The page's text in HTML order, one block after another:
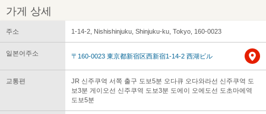
가게 상세
주소 1-14-2, Nishishinjuku, Shinjuku-ku, Tokyo, 160-0023
일본어주소 〒160-0023 東京都新宿区西新宿1-14-2 西湖ビル
교통편
JR 신주쿠역 서쪽 출구 도보5분 오다큐 오다와라선 신주쿠역 도
보3분 게이오선 신주쿠역 도보3분 도에이 오에도선 도초마에역
도보5분